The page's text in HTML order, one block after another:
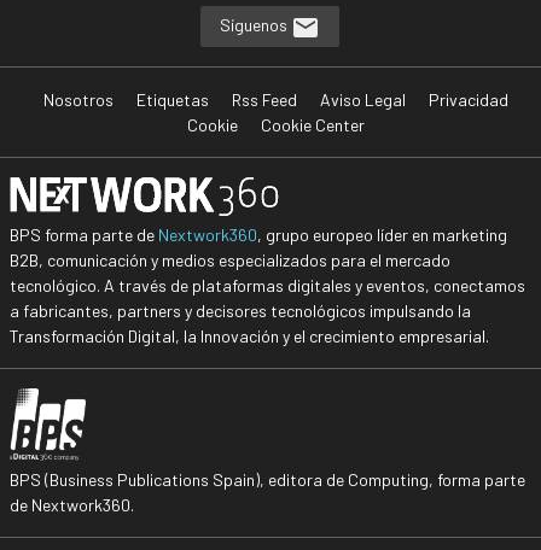
Síguenos
Nosotros Etiquetas Rss Feed Aviso Legal
Privacidad
Cookie
Cookie Center
BPS forma parte de Nextwork360, grupo europeo líder en marketing
B2B, comunicación y medios especializados para el mercado
tecnológico. A través de plataformas digitales y eventos, conectamos
a fabricantes, partners y decisores tecnológicos impulsando la
Transformación Digital, la Innovación y el crecimiento empresarial.
BPS (Business Publications Spain), editora de Computing, forma parte
de Nextwork360.